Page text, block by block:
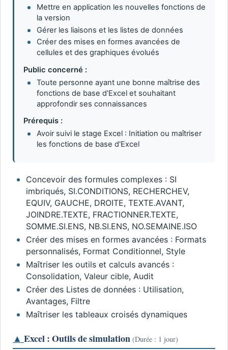
Mettre en application les nouvelles fonctions de
la version
Gérer les liaisons et les listes de données
Créer des mises en formes avancées de
cellules et des graphiques évolués
Public concerné :
Toute personne ayant une bonne maîtrise des
fonctions de base d'Excel et souhaitant
approfondir ses connaissances
Prérequis :
Avoir suivi le stage Excel : Initiation ou maîtriser
les fonctions de base d'Excel
Concevoir des formules complexes : SI
imbriqués, SI.CONDITIONS, RECHERCHEV,
EQUIV, GAUCHE, DROITE, TEXTE.AVANT,
JOINDRE.TEXTE, FRACTIONNER.TEXTE,
SOMME.SI.ENS, NB.SI.ENS, NO.SEMAINE.ISO
Créer des mises en formes avancées : Formats
personnalisés, Format Conditionnel, Style
Maîtriser les outils et calculs avancés :
Consolidation, Valeur cible, Audit
Créer des Listes de données : Utilisation,
Avantages, Filtre
Maîtriser les tableaux croisés dynamiques
▲ Excel : Outils de simulation (Durée : 1 jour)